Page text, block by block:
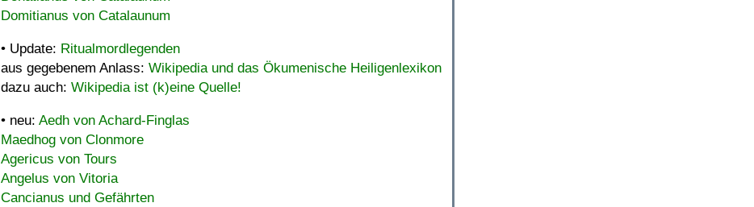
Domitianus von Catalaunum
• Update: Ritualmordlegenden
aus gegebenem Anlass: Wikipedia und das Ökumenische Heiligenlexikon
dazu auch: Wikipedia ist (k)eine Quelle!
• neu: Aedh von Achard-Finglas
Maedhog von Clonmore
Agericus von Tours
Angelus von Vitoria
Cancianus und Gefährten